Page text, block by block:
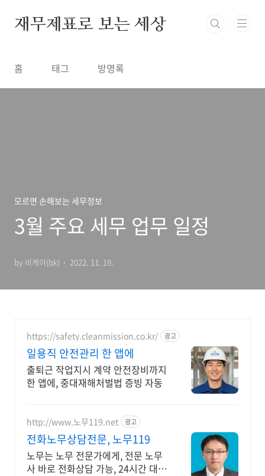
재무제표로 보는 세상
홈 태그 방명록
모르면 손해보는 세무정보
3월 주요 세무 업무 일정
by 비케이(bk) 2022. 11. 19.
https://safety.cleanmission.co.kr/ 광고
일용직 안전관리 한 앱에
출퇴근 작업지시 계약 안전장비까지
한 앱에, 중대재해처벌법 증빙 자동
http://www.노무119.net 광고
전화노무상담전문, 노무119
노무는 노무 전문가에게, 전문 노무
사 바로 전화상담 가능, 24시간 대기